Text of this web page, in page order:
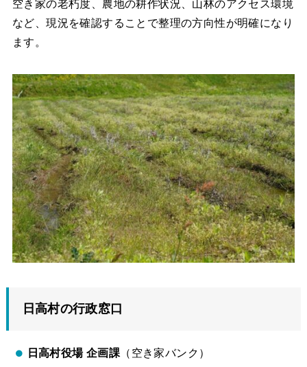
空き家の老朽度、農地の耕作状況、山林のアクセス環境
など、現況を確認することで整理の方向性が明確になり
ます。
日高村の行政窓口
日高村役場 企画課 （空き家バンク）